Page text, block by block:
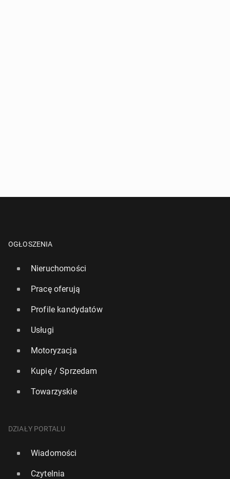
OGŁOSZENIA
Nieruchomości
Pracę oferują
Profile kandydatów
Usługi
Motoryzacja
Kupię / Sprzedam
Towarzyskie
DZIAŁY PORTALU
Wiadomości
Czytelnia